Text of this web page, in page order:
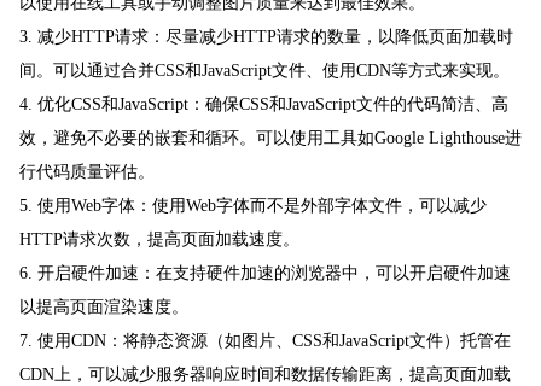
3. 减少HTTP请求：尽量减少HTTP请求的数量，以降低页面加载时
间。可以通过合并CSS和JavaScript文件、使用CDN等方式来实现。
4. 优化CSS和JavaScript：确保CSS和JavaScript文件的代码简洁、高
效，避免不必要的嵌套和循环。可以使用工具如Google Lighthouse进
行代码质量评估。
5. 使用Web字体：使用Web字体而不是外部字体文件，可以减少
HTTP请求次数，提高页面加载速度。
6. 开启硬件加速：在支持硬件加速的浏览器中，可以开启硬件加速
以提高页面渲染速度。
7. 使用CDN：将静态资源（如图片、CSS和JavaScript文件）托管在
CDN上，可以减少服务器响应时间和数据传输距离，提高页面加载